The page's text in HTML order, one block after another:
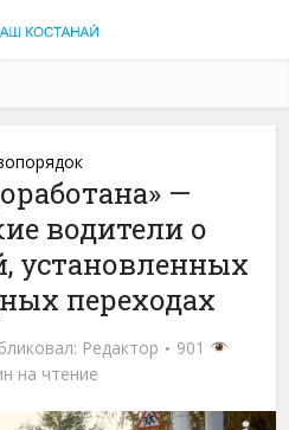
—
водители о
установленных
переходах
Редактор
901
на чтение